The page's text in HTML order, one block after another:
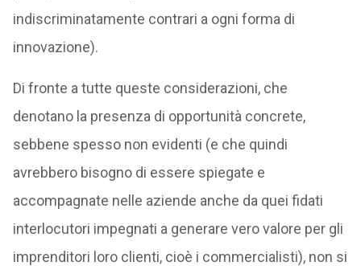
indiscriminatamente contrari a ogni forma di
innovazione).
Di fronte a tutte queste considerazioni, che
denotano la presenza di opportunità concrete,
sebbene spesso non evidenti (e che quindi
avrebbero bisogno di essere spiegate e
accompagnate nelle aziende anche da quei fidati
interlocutori impegnati a generare vero valore per gli
imprenditori loro clienti, cioè i commercialisti), non si